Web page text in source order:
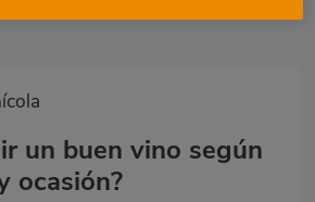
un buen vino según
ocasión?